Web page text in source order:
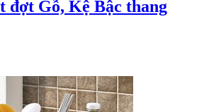
đợt Gỗ, Kệ Bậc thang